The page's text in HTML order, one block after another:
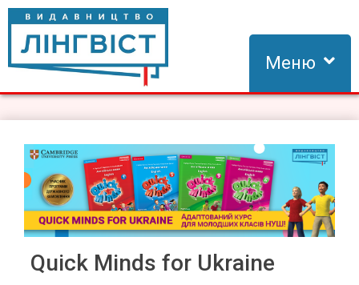
Skip
content
Видавництво Лінгвіст
Видавництво Лінгвіст – адаптація та створення видань для
Меню
Quick Minds for Ukraine